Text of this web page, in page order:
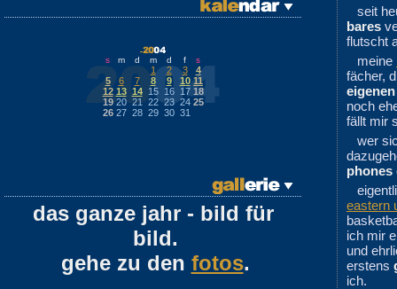
s m d m d f s
1 2 3
4
5
6 7 8 9 10 11
12 13 14 15 16 17 18
19 20 21 22 23 24 25
26 27 28 29 30 31
das ganze jahr - bild für
bild.
gehe zu den fotos.
seit
bares
flutscht
meine
fächer,
eigenen
noch
fällt mir
wer
phones
eastern
ich mir
und
erstens
ich.